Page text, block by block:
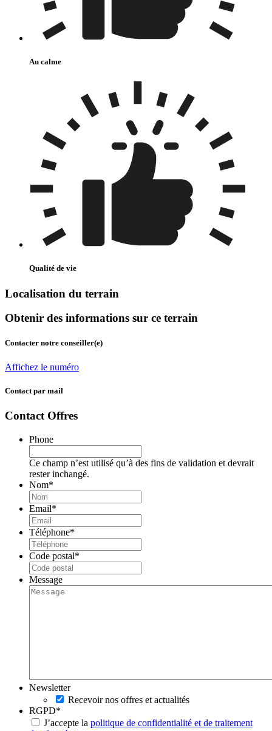
Au calme
Qualité de vie
Localisation du terrain
Obtenir des informations sur ce terrain
Contacter notre conseiller(e)
Affichez le numéro
Contact par mail
Contact Offres
Phone
Ce champ n’est utilisé qu’à des fins de validation et devrait
rester inchangé.
Nom*
Email*
Téléphone*
Code postal*
Message
Newsletter
Recevoir nos offres et actualités
RGPD*
J’accepte la politique de confidentialité et de traitement